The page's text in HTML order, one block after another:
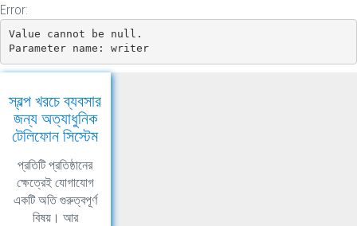
Error:
Value cannot be null.
Parameter name: writer
স্বল্প খরচে ব্যবসার
জন্য অত্যাধুনিক
টেলিফোন সিস্টেম
প্রতিটি প্রতিষ্ঠানের
ক্ষেত্রেই যোগাযোগ
একটি অতি গুরুত্বপূর্ণ
বিষয়। আর